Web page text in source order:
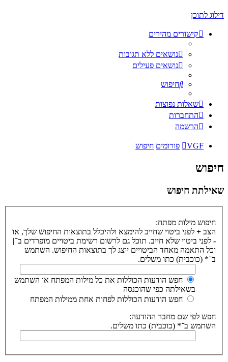
דילוג לתוכן
קישורים מהירים
נושאים ללא תגובות
נושאים פעילים
חיפוש
שאלות נפוצות
התחברות
הרשמה
VGF פורומים חיפוש
חיפוש
שאילתת חיפוש
חיפוש מילות מפתח:
הצב + לפני ביטוי שחייב להימצא ולהיכלל בתוצאות החיפוש שלך, או
- לפני ביטוי שלא חייב. תוכל גם לרשום רשימת ביטויים מופרדים ב־|
וכל התאמה מאחד הביטויים יוצג לך בתוצאות החיפוש. השתמש
ב־* (כוכבית) כתו משלים.
חפש הודעות הכוללות את כל מילות המפתח או השתמש
בשאילתה כפי שהוכנסה
חפש הודעות הכוללות לפחות אחת ממילות המפתח
חפש לפי שם מחבר ההודעה:
השתמש ב־* (כוכבית) כתו משלים.